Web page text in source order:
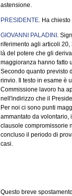
astensione.
PRESIDENTE. Ha
GIOVANNI PALADINI .
riferimento agli articoli
là del potere che gli
maggioranza hanno fatto
Secondo quanto previsto
rinvio. Il testo in esame è
Commissione lavoro ha
nell'indirizzo che il
Per noi ci sono punti
ammantato da volontario,
clausole compromissorie
concluso il periodo di
casi.
Questo breve